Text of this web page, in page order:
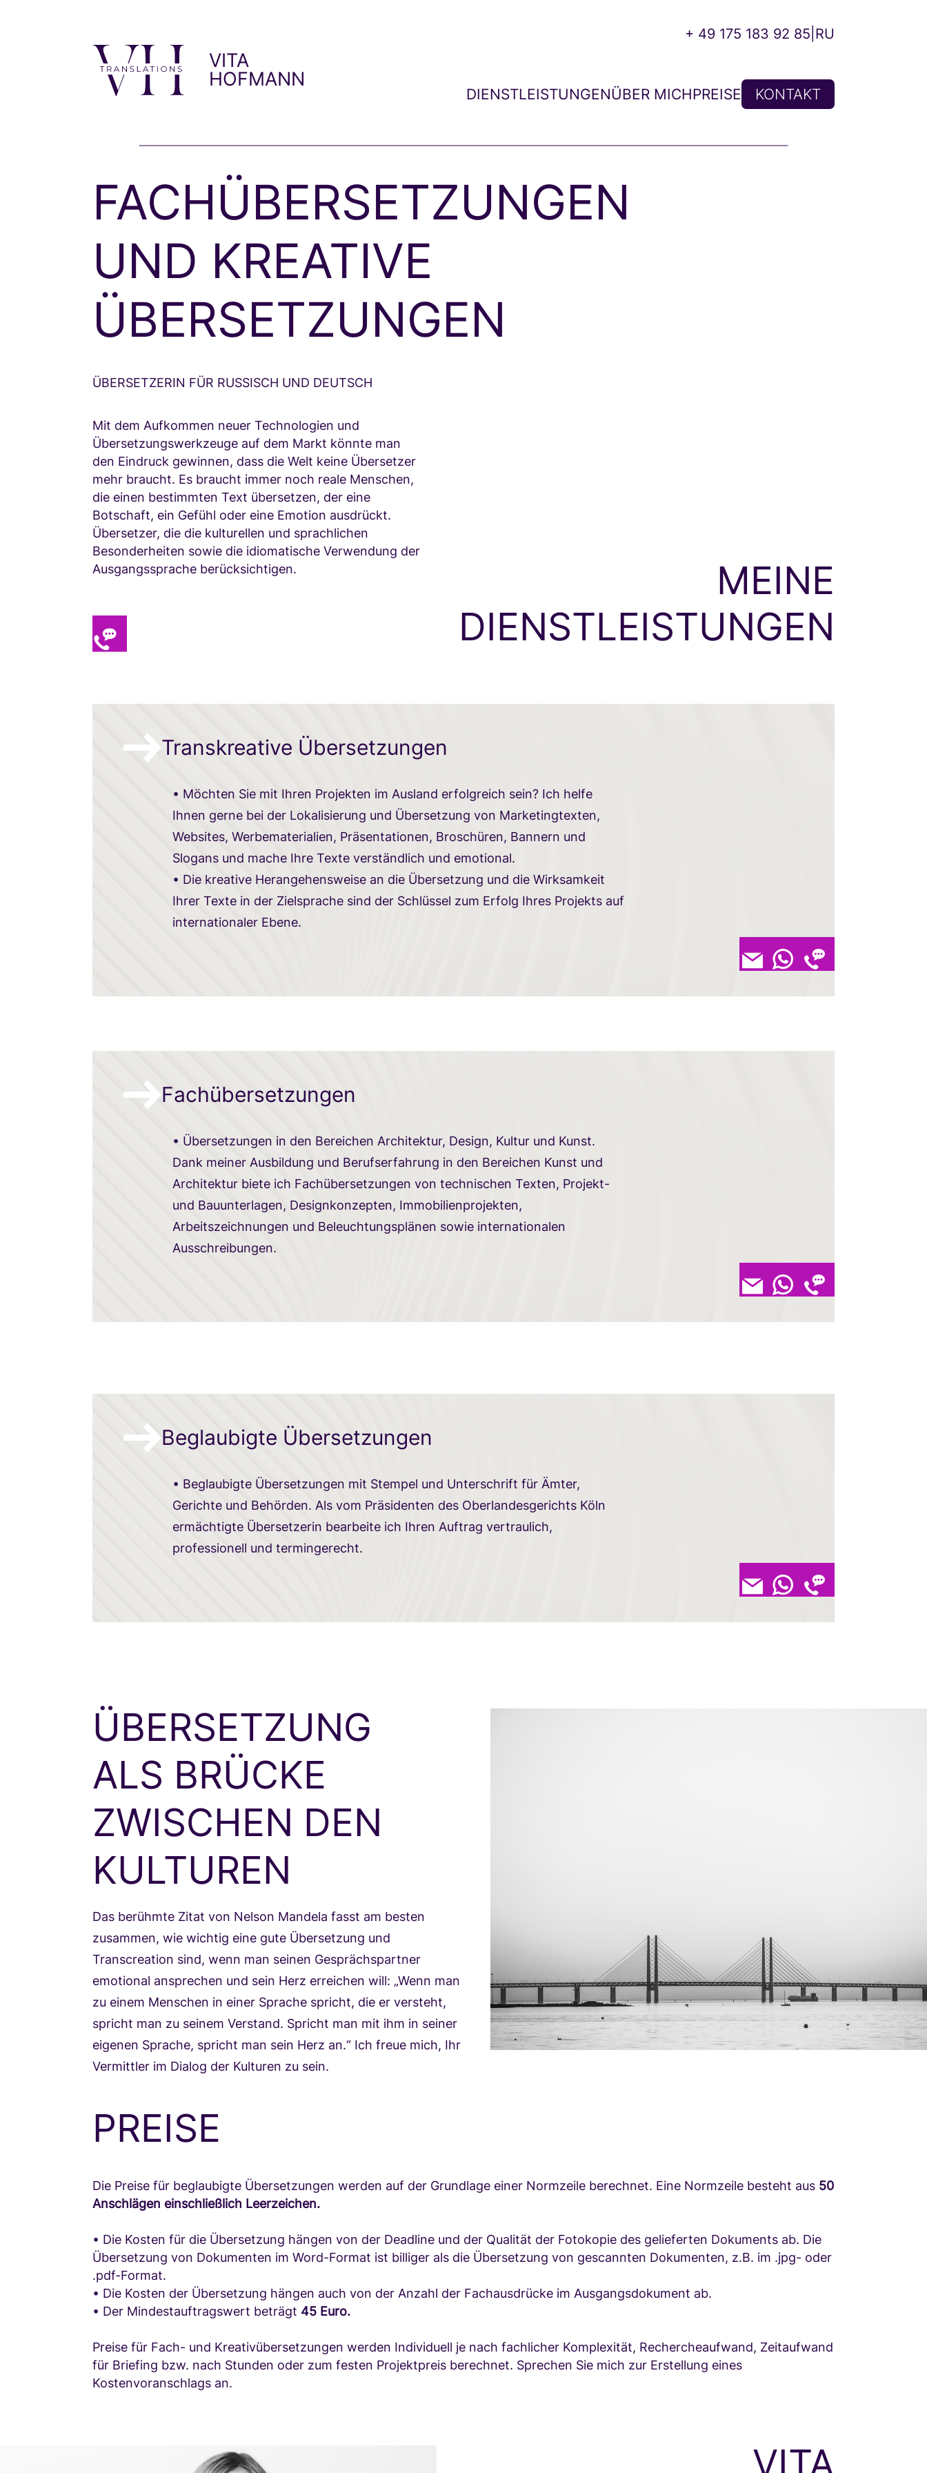
VITA
HOFMANN
+ 49 175 183 92 85 RU
DIENSTLEISTUNGENÜBER MICHPREISE KONTAKT
FACHÜBERSETZUNGEN
UND KREATIVE
ÜBERSETZUNGEN
ÜBERSETZERIN FÜR RUSSISCH UND DEUTSCH
Mit dem Aufkommen neuer Technologien und
Übersetzungswerkzeuge auf dem Markt könnte man
den Eindruck gewinnen, dass die Welt keine Übersetzer
mehr braucht. Es braucht immer noch reale Menschen,
die einen bestimmten Text übersetzen, der eine
Botschaft, ein Gefühl oder eine Emotion ausdrückt.
Übersetzer, die die kulturellen und sprachlichen
Besonderheiten sowie die idiomatische Verwendung der
Ausgangssprache berücksichtigen.
MEINE
DIENSTLEISTUNGEN
Transkreative Übersetzungen
• Möchten Sie mit Ihren Projekten im Ausland erfolgreich sein? Ich helfe
Ihnen gerne bei der Lokalisierung und Übersetzung von Marketingtexten,
Websites, Werbematerialien, Präsentationen, Broschüren, Bannern und
Slogans und mache Ihre Texte verständlich und emotional.
• Die kreative Herangehensweise an die Übersetzung und die Wirksamkeit
Ihrer Texte in der Zielsprache sind der Schlüssel zum Erfolg Ihres Projekts auf
internationaler Ebene.
Fachübersetzungen
• Übersetzungen in den Bereichen Architektur, Design, Kultur und Kunst.
Dank meiner Ausbildung und Berufserfahrung in den Bereichen Kunst und
Architektur biete ich Fachübersetzungen von technischen Texten, Projekt-
und Bauunterlagen, Designkonzepten, Immobilienprojekten,
Arbeitszeichnungen und Beleuchtungsplänen sowie internationalen
Ausschreibungen.
Beglaubigte Übersetzungen
• Beglaubigte Übersetzungen mit Stempel und Unterschrift für Ämter,
Gerichte und Behörden. Als vom Präsidenten des Oberlandesgerichts Köln
ermächtigte Übersetzerin bearbeite ich Ihren Auftrag vertraulich,
professionell und termingerecht.
ÜBERSETZUNG
ALS BRÜCKE
ZWISCHEN DEN
KULTUREN
Das berühmte Zitat von Nelson Mandela fasst am besten
zusammen, wie wichtig eine gute Übersetzung und
Transcreation sind, wenn man seinen Gesprächspartner
emotional ansprechen und sein Herz erreichen will: „Wenn man
zu einem Menschen in einer Sprache spricht, die er versteht,
spricht man zu seinem Verstand. Spricht man mit ihm in seiner
eigenen Sprache, spricht man sein Herz an.“ Ich freue mich, Ihr
Vermittler im Dialog der Kulturen zu sein.
PREISE
Die Preise für beglaubigte Übersetzungen werden auf der Grundlage einer Normzeile berechnet. Eine Normzeile besteht aus 50
Anschlägen einschließlich Leerzeichen.
• Die Kosten für die Übersetzung hängen von der Deadline und der Qualität der Fotokopie des gelieferten Dokuments ab. Die
Übersetzung von Dokumenten im Word-Format ist billiger als die Übersetzung von gescannten Dokumenten, z.B. im .jpg- oder
.pdf-Format.
• Die Kosten der Übersetzung hängen auch von der Anzahl der Fachausdrücke im Ausgangsdokument ab.
• Der Mindestauftragswert beträgt 45 Euro.
Preise für Fach- und Kreativübersetzungen werden Individuell je nach fachlicher Komplexität, Rechercheaufwand, Zeitaufwand
für Briefing bzw. nach Stunden oder zum festen Projektpreis berechnet. Sprechen Sie mich zur Erstellung eines
Kostenvoranschlags an.
VITA